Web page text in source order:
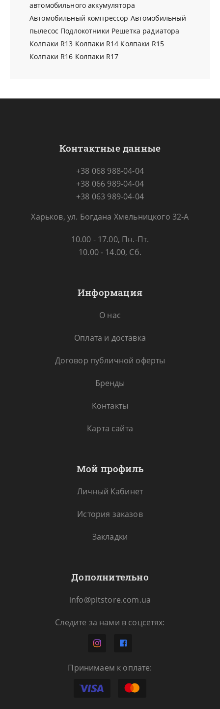
автомобильного аккумулятора
Автомобильный компрессор Автомобильный
пылесос Подлокотники Решетка радиатора
Колпаки R13 Колпаки R14 Колпаки R15
Колпаки R16 Колпаки R17
Контактные данные
+38 068 988-04-04
+38 066 989-04-04
+38 063 989-04-04
Харьков, ул. Богдана Хмельницкого 32-А
10.00 - 17.00, Пн.-Пт.
10.00 - 14.00, Сб.
Информация
О нас
Оплата и доставка
Договор публичной оферты
Бренды
Контакты
Карта сайта
Мой профиль
Личный Кабинет
История заказов
Закладки
Дополнительно
info@pitstore.com.ua
Следите за нами в соцсетях:
Принимаем к оплате: